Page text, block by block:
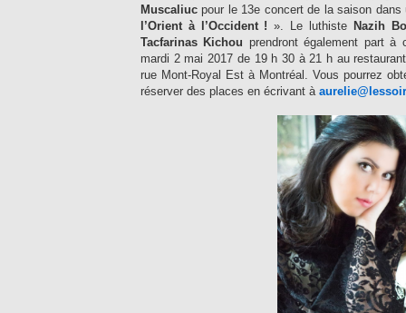
Muscaliuc pour le 13e concert de la saison
l’Orient à l’Occident ! ». Le luthiste Nazih
Tacfarinas Kichou prendront également part
mardi 2 mai 2017 de 19 h 30 à 21 h au
rue Mont-Royal Est à Montréal. Vous pourrez
réserver des places en écrivant à